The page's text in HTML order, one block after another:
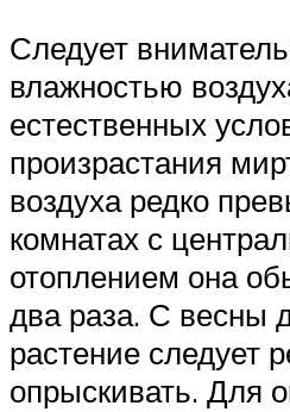
Следует
влажностью
естественных
произрастания
воздуха редко
комнатах с
отоплением она
два раза. С весны
растение следует
опрыскивать. Для